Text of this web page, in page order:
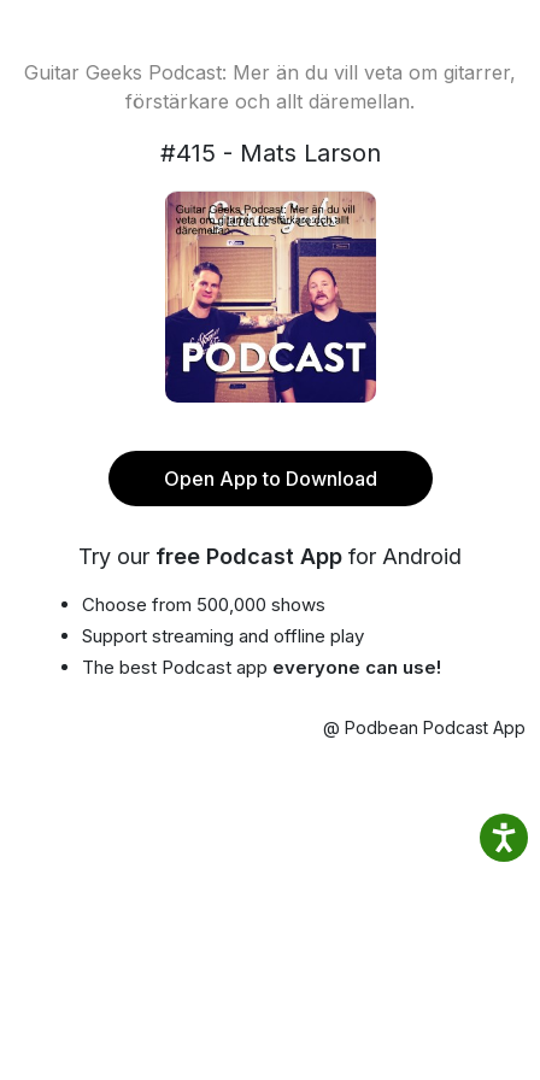
Guitar Geeks Podcast: Mer än du vill veta om gitarrer,
förstärkare och allt däremellan.
#415 - Mats Larson
Open App to Download
Try our free Podcast App for Android
Choose from 500,000 shows
Support streaming and offline play
The best Podcast app everyone can use!
@ Podbean Podcast App